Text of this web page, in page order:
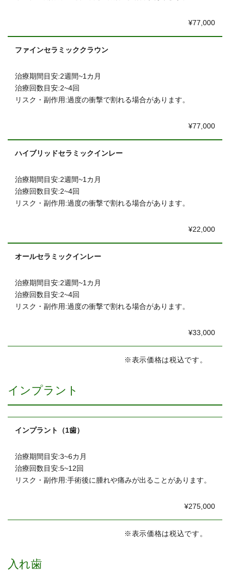
¥77,000
ファインセラミッククラウン
治療期間目安:2週間~1カ月
治療回数目安:2~4回
リスク・副作用:過度の衝撃で割れる場合があります。
¥77,000
ハイブリッドセラミックインレー
治療期間目安:2週間~1カ月
治療回数目安:2~4回
リスク・副作用:過度の衝撃で割れる場合があります。
¥22,000
オールセラミックインレー
治療期間目安:2週間~1カ月
治療回数目安:2~4回
リスク・副作用:過度の衝撃で割れる場合があります。
¥33,000
※表示価格は税込です。
インプラント
インプラント（1歯）
治療期間目安:3~6カ月
治療回数目安:5~12回
リスク・副作用:手術後に腫れや痛みが出ることがあります。
¥275,000
※表示価格は税込です。
入れ歯